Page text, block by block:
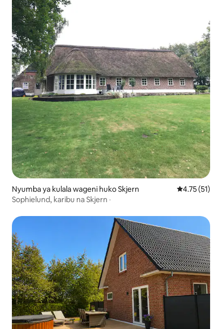
Nyumba ya kulala wageni huko Skjern Ukadiriaji wa
4.75 (51)
Sophielund, karibu na Skjern ‧